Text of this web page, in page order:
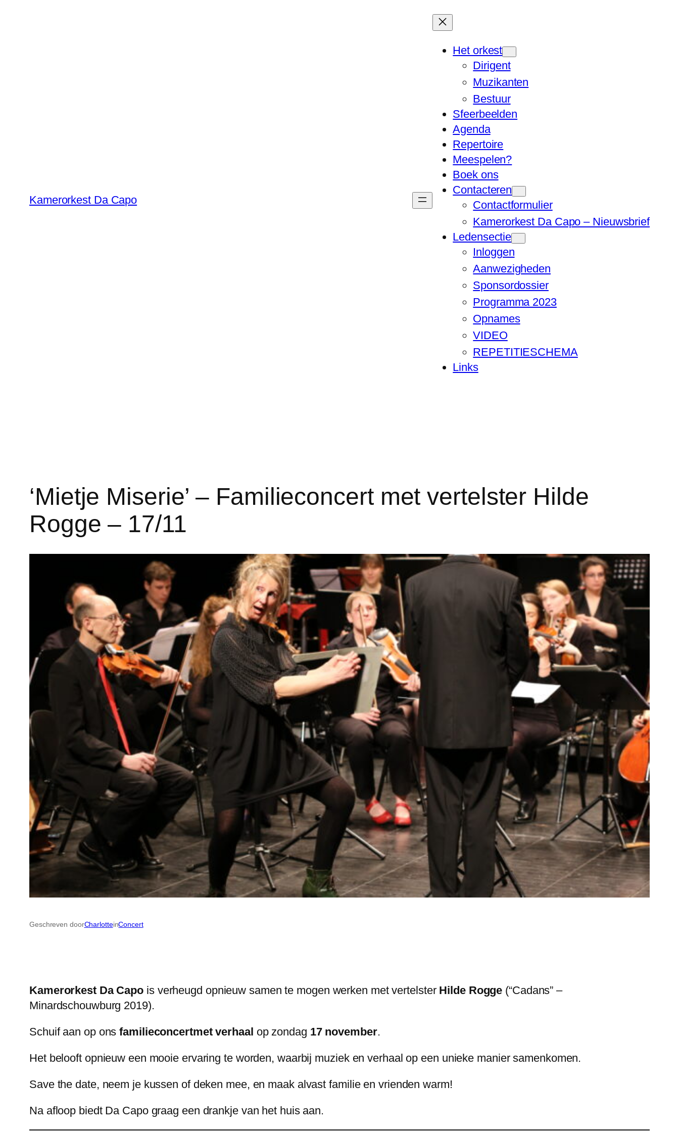
Kamerorkest Da Capo
Het orkest
Dirigent
Muzikanten
Bestuur
Sfeerbeelden
Agenda
Repertoire
Meespelen?
Boek ons
Contacteren
Contactformulier
Kamerorkest Da Capo – Nieuwsbrief
Ledensectie
Inloggen
Aanwezigheden
Sponsordossier
Programma 2023
Opnames
VIDEO
REPETITIESCHEMA
Links
‘Mietje Miserie’ – Familieconcert met vertelster Hilde
Rogge – 17/11
Geschreven doorCharlotteinConcert
Kamerorkest Da Capo is verheugd opnieuw samen te mogen werken met vertelster Hilde Rogge (“Cadans” –
Minardschouwburg 2019).
Schuif aan op onsfamilieconcertmet verhaal op zondag 17 november.
Het belooft opnieuw een mooie ervaring te worden, waarbij muziek en verhaal op een unieke manier samenkomen.
Save the date, neem je kussen of deken mee, en maak alvast familie en vrienden warm!
Na afloop biedt Da Capo graag een drankje van het huis aan.